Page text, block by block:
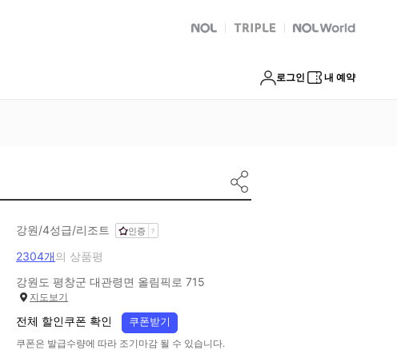
NOL 트리플 Global Interpark
로그인 내 예약
강원/4성급/리조트 인증
2304개의 상품평
강원도 평창군 대관령면 올림픽로 715
지도보기
전체 할인쿠폰 확인 쿠폰받기
쿠폰은 발급수량에 따라 조기마감 될 수 있습니다.